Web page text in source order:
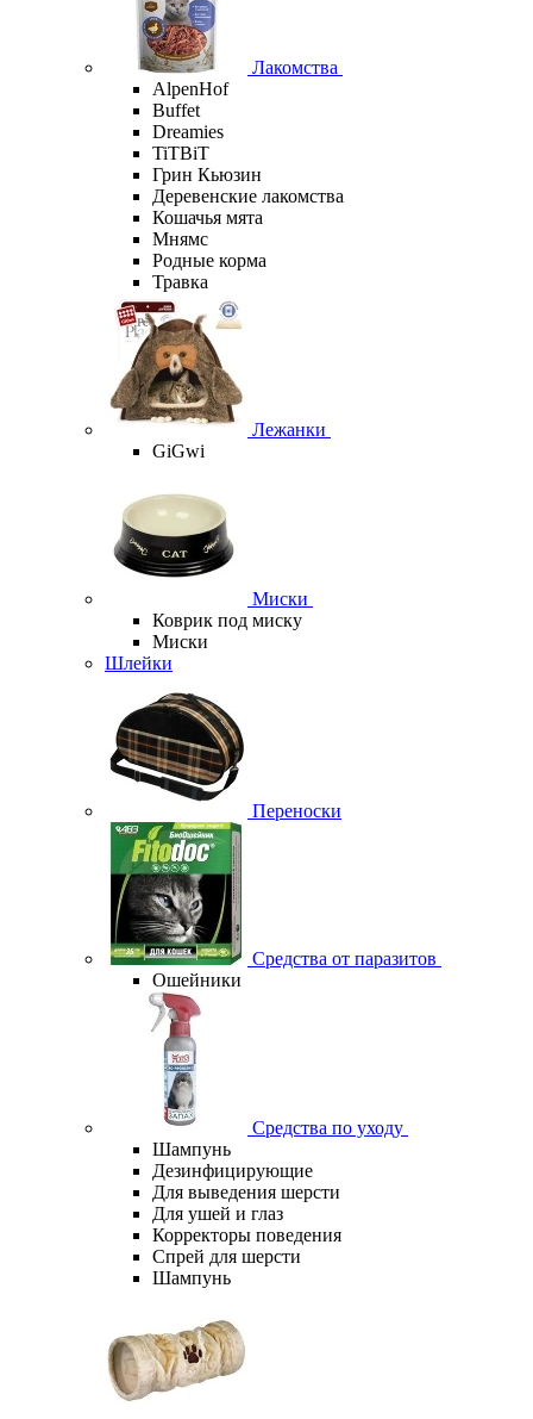
Лакомства
AlpenHof
Buffet
Dreamies
TiTBiT
Грин Кьюзин
Деревенские лакомства
Кошачья мята
Мнямс
Родные корма
Травка
Лежанки
GiGwi
Миски
Коврик под миску
Миски
Шлейки
Переноски
Средства от паразитов
Ошейники
Средства по уходу
Шампунь
Дезинфицирующие
Для выведения шерсти
Для ушей и глаз
Корректоры поведения
Спрей для шерсти
Шампунь